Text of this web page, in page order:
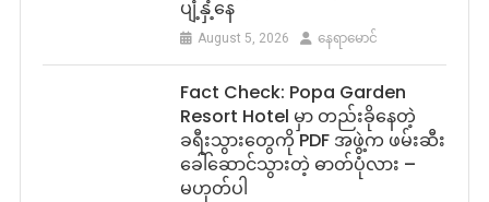
ပျံ့နှံ့နေ
August 5, 2026 နေရာမောင်
Fact Check: Popa Garden
Resort Hotel မှာ တည်းခိုနေတဲ့
ခရီးသွားတွေကို PDF အဖွဲ့က ဖမ်းဆီး
ခေါ်ဆောင်သွားတဲ့ ဓာတ်ပုံလား –
မဟုတ်ပါ